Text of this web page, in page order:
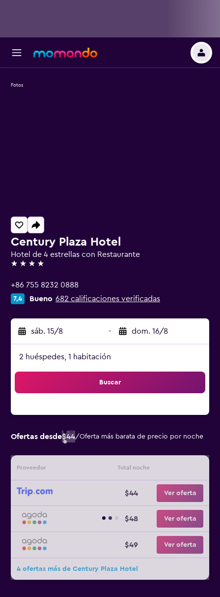
Century Plaza Hotel
Hotel de 4 estrellas con Restaurante
4 estrellas
+86 755 8232 0888
7,4 Bueno 682 calificaciones verificadas
sáb. 15/8 - dom. 16/8
2 huéspedes, 1 habitación
Buscar
Ofertas desde$44/Oferta más barata de precio por noche
Proveedor Total noche
$44 Ver oferta
$48 Ver oferta
$49 Ver oferta
4 ofertas más de Century Plaza Hotel
Fotos